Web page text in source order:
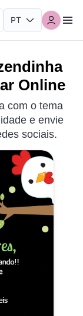
Online
com o tema
e envie
sociais.